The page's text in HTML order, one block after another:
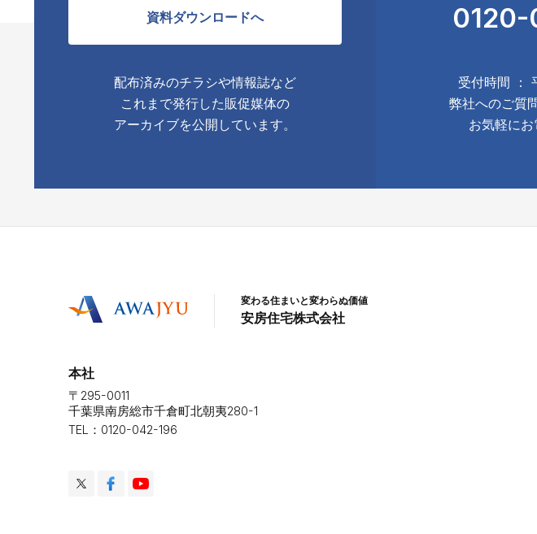
資料ダウンロードへ
配布済みのチラシや情報誌など
これまで発行した販促媒体の
アーカイブを公開しています。
受付時間 ：
弊社へのご質
お気軽にお
変わる住まいと変わらぬ価値
安房住宅株式会社
本社
〒295-0011
千葉県南房総市千倉町北朝夷280-1
TEL：0120-042-196